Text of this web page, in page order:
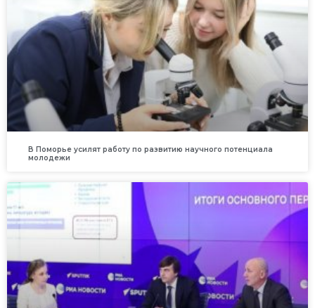
В Поморье усилят работу по развитию научного потенциала
молодежи